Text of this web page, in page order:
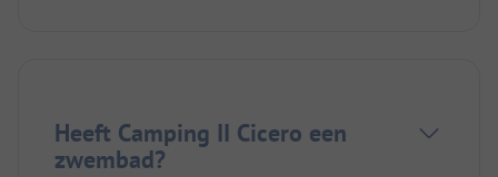
Heeft Camping II Cicero een
zwembad?